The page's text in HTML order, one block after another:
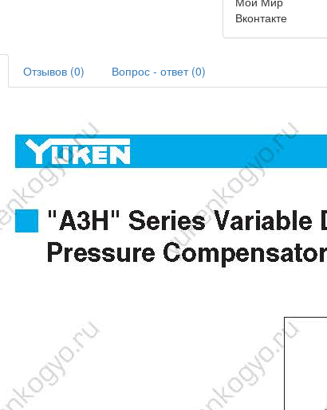
Вконтакте
Отзывов (0) Вопрос - ответ (0)